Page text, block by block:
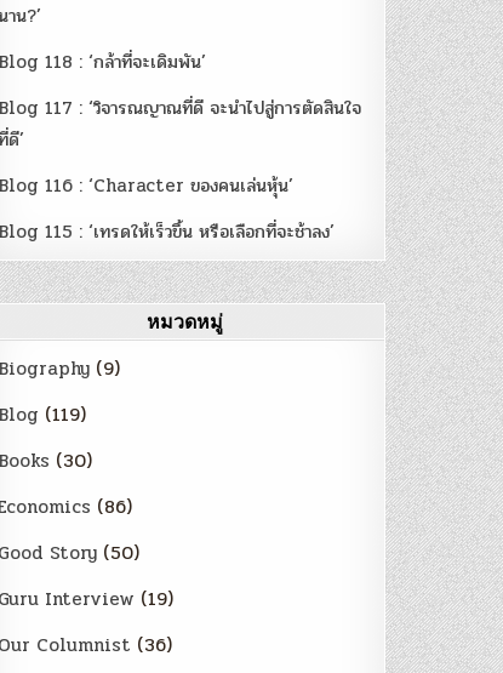
าน?’
Blog 118 : ‘กล้าที่จะเดิมพัน’
Blog 117 : ‘วิจารณญาณที่ดี จะนำไปสู่การตัดสินใจ
ดี’
Blog 116 : ‘Character ของคนเล่นหุ้น’
Blog 115 : ‘เทรดให้เร็วขึ้น หรือเลือกที่จะช้าลง’
หมวดหมู่
Biography (9)
Blog (119)
Books (30)
(86)
Good Story (50)
Guru Interview (19)
Our Columnist (36)